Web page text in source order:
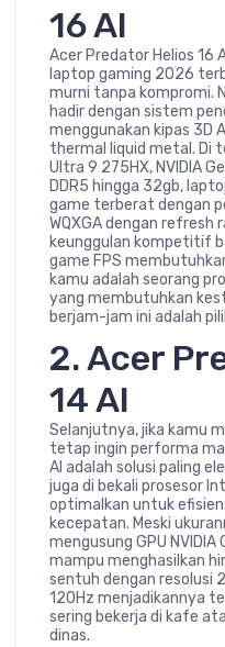
16 AI
Acer Predator Helios 16
laptop gaming 2026
murni tanpa kompromi.
hadir dengan sistem
menggunakan kipas 3D
thermal liquid metal. Di
Ultra 9 275HX, NVIDIA
DDR5 hingga 32gb,
game terberat dengan
WQXGA dengan
keunggulan kompetitif
game FPS
kamu adalah seorang
yang membutuhkan
berjam-jam ini adalah
2. Acer
14 AI
Selanjutnya, jika kamu
tetap ingin performa
AI adalah solusi paling
juga di bekali prosesor
optimalkan untuk
kecepatan. Meski
mengusung GPU
mampu menghasilkan
sentuh dengan resolusi
120Hz menjadikannya
sering bekerja di kafe
dinas.